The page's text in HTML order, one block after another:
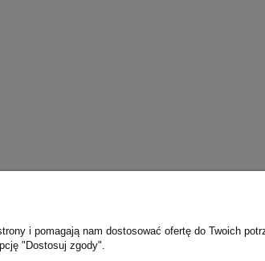
i pomagają nam dostosować ofertę do Twoich
"Dostosuj zgody".